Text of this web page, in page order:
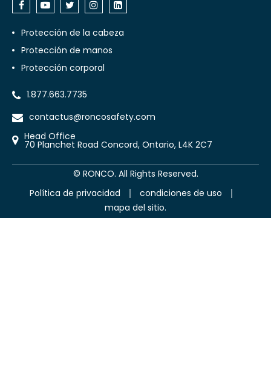
Protección de la cabeza
Protección de manos
Protección corporal
1.877.663.7735
contactus@roncosafety.com
Head Office
70 Planchet Road Concord, Ontario, L4K 2C7
© RONCO. All Rights Reserved.
Política de privacidad
condiciones de uso
mapa del sitio.